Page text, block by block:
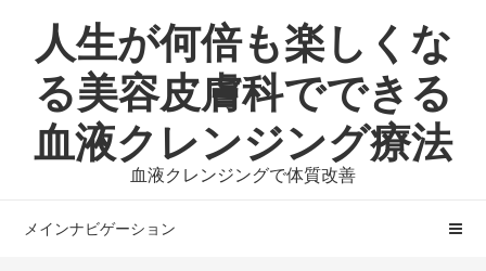
ゲ
ー
シ
ョ
ス
テ
ン
ツ
へ
ッ
人生が何倍も楽しくな
る美容皮膚科でできる
血液クレンジング療法
血液クレンジングで体質改善
メインナビゲーション